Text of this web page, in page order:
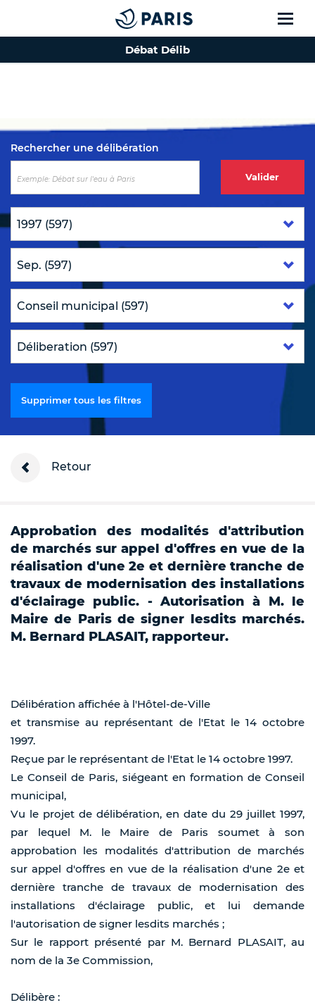
Top of the page
Débat Délib
Rechercher une délibération
Valider
Supprimer tous les filtres
Retour
Approbation des modalités d'attribution
de marchés sur appel d'offres en vue de la
réalisation d'une 2e et dernière tranche de
travaux de modernisation des installations
d'éclairage public. - Autorisation à M. le
Maire de Paris de signer lesdits marchés.
M. Bernard PLASAIT, rapporteur.
Délibération affichée à l'Hôtel-de-Ville
et transmise au représentant de l'Etat le 14 octobre
1997.
Reçue par le représentant de l'Etat le 14 octobre 1997.
Le Conseil de Paris, siégeant en formation de Conseil
municipal,
Vu le projet de délibération, en date du 29 juillet 1997,
par lequel M. le Maire de Paris soumet à son
approbation les modalités d'attribution de marchés
sur appel d'offres en vue de la réalisation d'une 2e et
dernière tranche de travaux de modernisation des
installations d'éclairage public, et lui demande
l'autorisation de signer lesdits marchés ;
Sur le rapport présenté par M. Bernard PLASAIT, au
nom de la 3e Commission,
Délibère :